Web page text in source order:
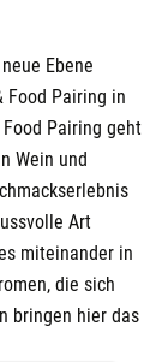
Ebene
Food Pairing in
Pairing geht
Wein und
Art
miteinander in
die sich
bringen hier das